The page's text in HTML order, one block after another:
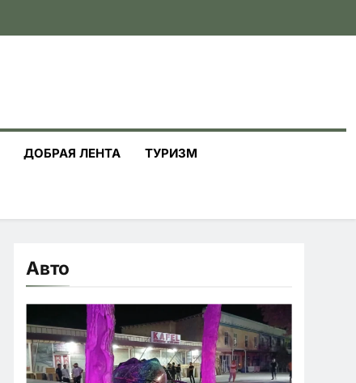
ДОБРАЯ ЛЕНТА ТУРИЗМ
Авто